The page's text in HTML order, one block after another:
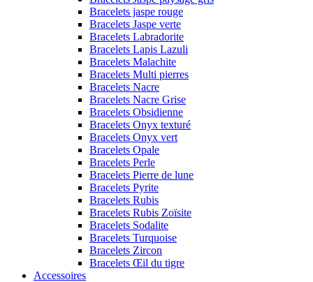
Bracelets jaspe rouge
Bracelets Jaspe verte
Bracelets Labradorite
Bracelets Lapis Lazuli
Bracelets Malachite
Bracelets Multi pierres
Bracelets Nacre
Bracelets Nacre Grise
Bracelets Obsidienne
Bracelets Onyx texturé
Bracelets Onyx vert
Bracelets Opale
Bracelets Perle
Bracelets Pierre de lune
Bracelets Pyrite
Bracelets Rubis
Bracelets Rubis Zoïsite
Bracelets Sodalite
Bracelets Turquoise
Bracelets Zircon
Bracelets Œil du tigre
Accessoires